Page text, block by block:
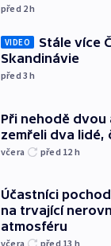
před 2h
VIDEO
Stále více
Skandinávie
před 3h
Při nehodě dvou
zemřeli dva lidé,
včera před 12 h
Účastníci
na trvající
atmosféru
včera před 13 h